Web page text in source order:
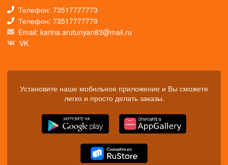
Телефон: 73517777773
Телефон: 73517777779
Email: karina.arutunyan83@mail.ru
VK
Установите наше мобильное приложение и Вы сможете
легко и просто делать заказы.